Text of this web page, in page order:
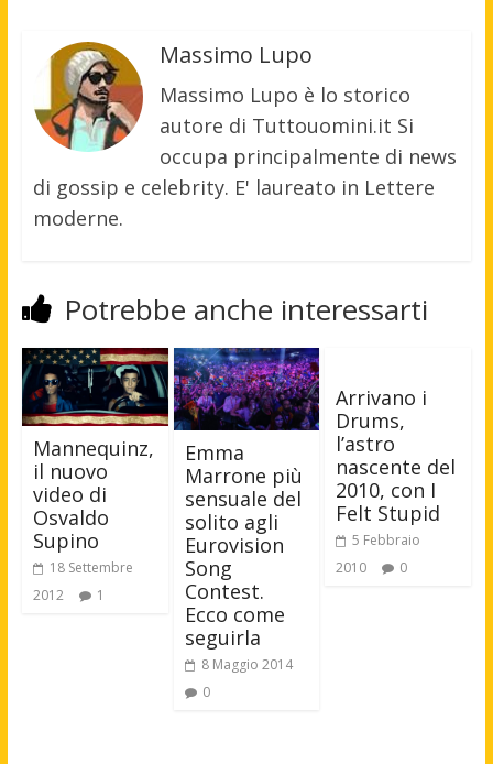
Massimo Lupo
Massimo Lupo è lo storico
autore di Tuttouomini.it Si
occupa principalmente di news
di gossip e celebrity. E' laureato in Lettere
moderne.
Potrebbe anche interessarti
Mannequinz,
il nuovo
video di
Osvaldo
Supino
18 Settembre
2012
1
Emma
Marrone più
sensuale del
solito agli
Eurovision
Song
Contest.
Ecco come
seguirla
8 Maggio 2014
0
Arrivano i
Drums,
l’astro
nascente del
2010, con I
Felt Stupid
5 Febbraio
2010
0